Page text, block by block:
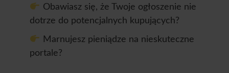
Obawiasz się, że Twoje ogłoszenie nie
dotrze do potencjalnych kupujących?
Marnujesz pieniądze na nieskuteczne
portale?